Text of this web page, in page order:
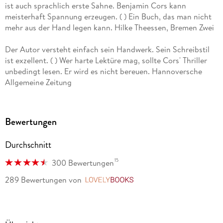
ist auch sprachlich erste Sahne. Benjamin Cors kann
meisterhaft Spannung erzeugen. ( ) Ein Buch, das man nicht
mehr aus der Hand legen kann. Hilke Theessen, Bremen Zwei
Der Autor versteht einfach sein Handwerk. Sein Schreibstil
ist exzellent. ( ) Wer harte Lektüre mag, sollte Cors' Thriller
unbedingt lesen. Er wird es nicht bereuen. Hannoversche
Allgemeine Zeitung
erwünscht. Donaukurier
Packender Thriller! Oberösterreichische Nachrichten
Neben einer ausgefeilten Handlung bietet der Roman gut
gezeichnete Figuren, die Cors psychologisch hoch spannend
Bewertungen
Durchschnitt
300 Bewertungen15
289 Bewertungen von